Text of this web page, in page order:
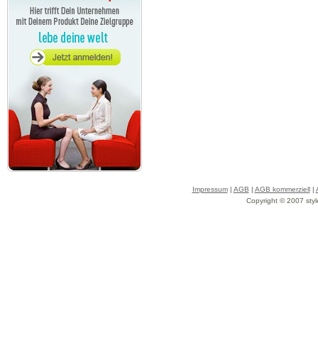
Impressum| AGB | AGB kommerziell|
Copyright © 2007